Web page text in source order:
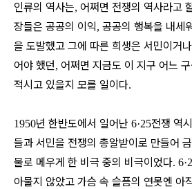
인류의 역사는, 어쩌면 전쟁의 역사라고
장들은 공공의 이익, 공공의 행복을 내세
을 도발했고 그에 따른 희생은 서민이거
어야 했던, 어쩌면 지금도 이 지구 어느
적시고 있을지 모를 일이다.
1950년 한반도에서 일어난 6·25전쟁 역
들과 서민을 전쟁의 총알받이로 만들어
물로 메우게 한 비극 중의 비극이었다.
아물지 않았고 가슴 속 슬픔의 연못엔 아